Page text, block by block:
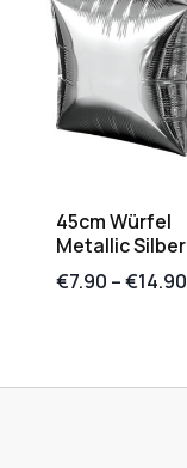
45cm Würfel
Metallic Silber
€7.90 –€14.90